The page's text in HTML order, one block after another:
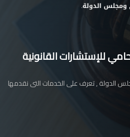
للإستشارات القانونية
الدولة , تعرف على الخدمات التى نقدمها